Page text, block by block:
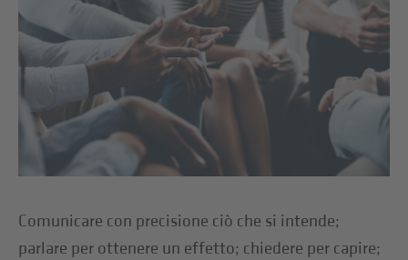
Comunicare con precisione ciò che si intende;
parlare per ottenere un effetto; chiedere per capire;